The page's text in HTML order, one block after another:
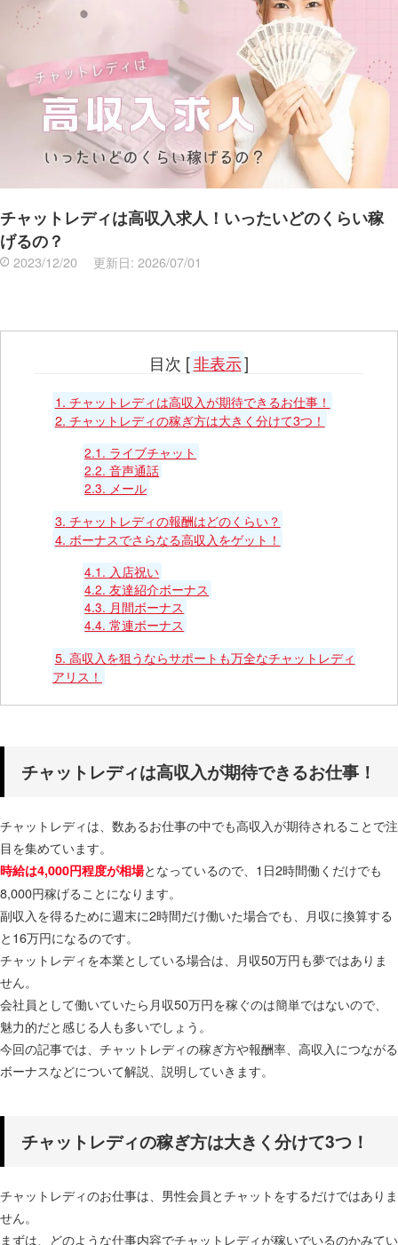
チャットレディは高収入求人！いったいどのくらい稼
げるの？
2023/12/20 更新日: 2026/07/01
目次 [非表示]
1. チャットレディは高収入が期待できるお仕事！
2. チャットレディの稼ぎ方は大きく分けて3つ！
2.1. ライブチャット
2.2. 音声通話
2.3. メール
3. チャットレディの報酬はどのくらい？
4. ボーナスでさらなる高収入をゲット！
4.1. 入店祝い
4.2. 友達紹介ボーナス
4.3. 月間ボーナス
4.4. 常連ボーナス
5. 高収入を狙うならサポートも万全なチャットレディ
アリス！
チャットレディは高収入が期待できるお仕事！
チャットレディは、数あるお仕事の中でも高収入が期待されることで注
目を集めています。
時給は4,000円程度が相場となっているので、1日2時間働くだけでも
8,000円稼げることになります。
副収入を得るために週末に2時間だけ働いた場合でも、月収に換算する
と16万円になるのです。
チャットレディを本業としている場合は、月収50万円も夢ではありま
せん。
会社員として働いていたら月収50万円を稼ぐのは簡単ではないので、
魅力的だと感じる人も多いでしょう。
今回の記事では、チャットレディの稼ぎ方や報酬率、高収入につながる
ボーナスなどについて解説、説明していきます。
チャットレディの稼ぎ方は大きく分けて3つ！
チャットレディのお仕事は、男性会員とチャットをするだけではありま
せん。
まずは、どのような仕事内容でチャットレディが稼いでいるのかみてい